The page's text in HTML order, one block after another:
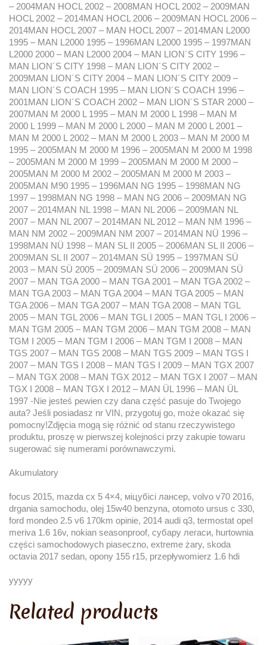
– 2004MAN HOCL 2002 – 2008MAN HOCL 2002 – 2009MAN
HOCL 2002 – 2014MAN HOCL 2006 – 2009MAN HOCL 2006 –
2014MAN HOCL 2007 – MAN HOCL 2007 – 2014MAN L2000
1995 – MAN L2000 1995 – 1996MAN L2000 1995 – 1997MAN
L2000 2000 – MAN L2000 2004 – MAN LION´S CITY 1996 –
MAN LION´S CITY 1998 – MAN LION´S CITY 2002 –
2009MAN LION´S CITY 2004 – MAN LION´S CITY 2009 –
MAN LION´S COACH 1995 – MAN LION´S COACH 1996 –
2001MAN LION´S COACH 2002 – MAN LION´S STAR 2000 –
2007MAN M 2000 L 1995 – MAN M 2000 L 1998 – MAN M
2000 L 1999 – MAN M 2000 L 2000 – MAN M 2000 L 2001 –
MAN M 2000 L 2002 – MAN M 2000 L 2003 – MAN M 2000 M
1995 – 2005MAN M 2000 M 1996 – 2005MAN M 2000 M 1998
– 2005MAN M 2000 M 1999 – 2005MAN M 2000 M 2000 –
2005MAN M 2000 M 2002 – 2005MAN M 2000 M 2003 –
2005MAN M90 1995 – 1996MAN NG 1995 – 1998MAN NG
1997 – 1998MAN NG 1998 – MAN NG 2006 – 2009MAN NG
2007 – 2014MAN NL 1998 – MAN NL 2006 – 2009MAN NL
2007 – MAN NL 2007 – 2014MAN NL 2012 – MAN NM 1996 –
MAN NM 2002 – 2009MAN NM 2007 – 2014MAN NÜ 1996 –
1998MAN NÜ 1998 – MAN SL II 2005 – 2006MAN SL II 2006 –
2009MAN SL II 2007 – 2014MAN SÜ 1995 – 1997MAN SÜ
2003 – MAN SÜ 2005 – 2009MAN SÜ 2006 – 2009MAN SÜ
2007 – MAN TGA 2000 – MAN TGA 2001 – MAN TGA 2002 –
MAN TGA 2003 – MAN TGA 2004 – MAN TGA 2005 – MAN
TGA 2006 – MAN TGA 2007 – MAN TGA 2008 – MAN TGL
2005 – MAN TGL 2006 – MAN TGL I 2005 – MAN TGL I 2006 –
MAN TGM 2005 – MAN TGM 2006 – MAN TGM 2008 – MAN
TGM I 2005 – MAN TGM I 2006 – MAN TGM I 2008 – MAN
TGS 2007 – MAN TGS 2008 – MAN TGS 2009 – MAN TGS I
2007 – MAN TGS I 2008 – MAN TGS I 2009 – MAN TGX 2007
– MAN TGX 2008 – MAN TGX 2012 – MAN TGX I 2007 – MAN
TGX I 2008 – MAN TGX I 2012 – MAN ÜL 1996 – MAN ÜL
1997 -Nie jesteś pewien czy dana część pasuje do Twojego
auta? Jeśli posiadasz nr VIN, przygotuj go, może okazać się
pomocny!Zdjęcia mogą się różnić od stanu rzeczywistego
produktu, proszę w pierwszej kolejności przy zakupie towaru
sugerować się numerami porównawczymi.
Akumulatory
focus 2015, mazda cx 5 4×4, міцубісі лансер, volvo v70 2016,
drgania samochodu, olej 15w40 benzyna, otomoto ursus c 330,
ford mondeo 2.5 v6 170km opinie, 2014 audi q3, termostat opel
meriva 1.6 16v, nokian seasonproof, субару легаси, hurtownia
części samochodowych piaseczno, extreme żary, skoda
octavia 2017 sedan, opony 155 r15, przepływomierz 1.6 hdi
yyyyy
Related products